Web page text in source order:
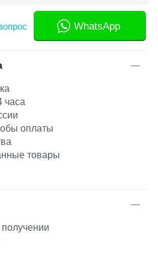
WhatsApp
часа
оплаты
товары